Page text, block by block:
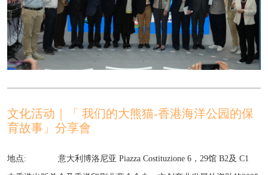
文化活动｜「 我们的大熊猫-香港海洋公园的保
育故事」分享會
地点: 意大利博洛尼亚 Piazza Costituzione 6，29馆 B2及 C1